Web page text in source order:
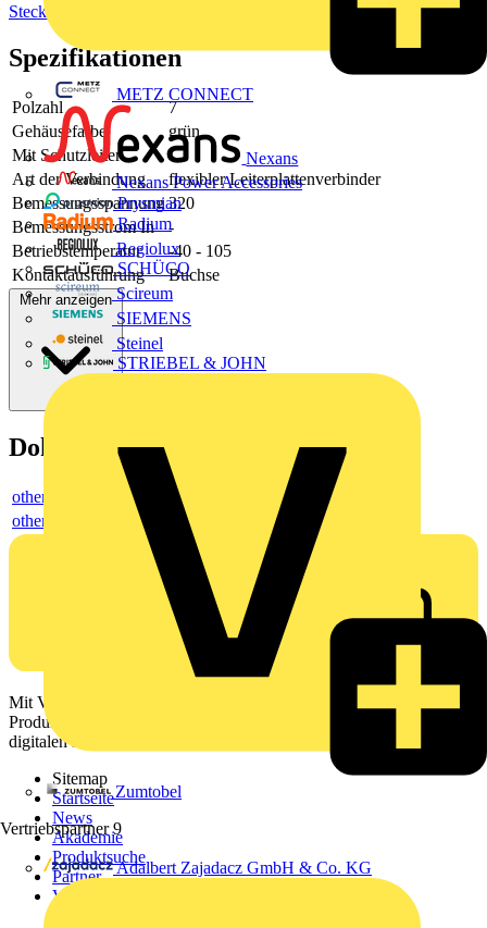
METZ CONNECT
Nexans
Nexans Power Accessories
Prysmian
Radium
Regiolux
SCHÜCO
Scireum
SIEMENS
Steinel
STRIEBEL & JOHN
Zumtobel
Vertriebspartner 9
Adalbert Zajadacz GmbH & Co. KG
Steckverbinder
Spezifikationen
Polzahl
7
Gehäusefarbe
grün
Mit Schutzleiter
-
Art der Verbindung
flexibler Leiterplattenverbinder
Bemessungsspannung 320
Bemessungsstrom In
-
Betriebstemperatur
-40 - 105
Kontaktausführung
Buchse
Mehr anzeigen
Dokumente
others
others
Mit Voltimum erhalten Elektrofachkräfte Zugang zu Branchennews,
Produktinformationen, Schulungen und Tools – alles auf einer
digitalen Plattform und Community.
Sitemap
Startseite
News
Akademie
Produktsuche
Partner
Voltimum+